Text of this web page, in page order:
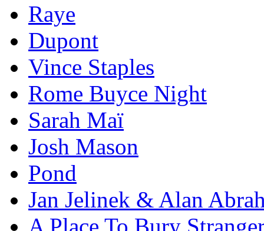
Raye
Dupont
Vince Staples
Rome Buyce Night
Sarah Maï
Josh Mason
Pond
Jan Jelinek & Alan
A Place To Bury